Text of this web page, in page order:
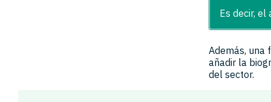
Es decir,
Además, una
añadir la
del sector.